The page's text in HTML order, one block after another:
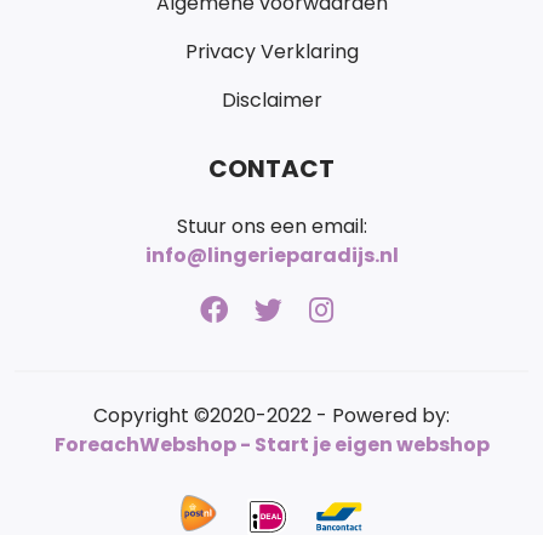
Privacy Verklaring
Disclaimer
CONTACT
Stuur ons een email:
info@lingerieparadijs.nl
Copyright ©2020-2022 - Powered by:
ForeachWebshop - Start je eigen webshop